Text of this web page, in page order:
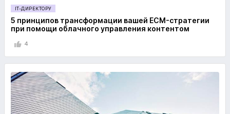
IT-ДИРЕКТОРУ
5 принципов трансформации вашей ECM-стратегии
при помощи облачного управления контентом
4